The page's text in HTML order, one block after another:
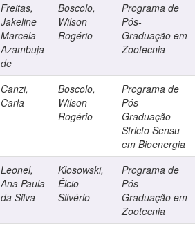
Freitas,
Jakeline
Marcela
Azambuja
de
Boscolo,
Wilson
Rogério
Programa de
Pós-
Graduação em
Zootecnia
Canzi,
Carla
Boscolo,
Wilson
Rogério
Programa de
Pós-
Graduação
Stricto Sensu
em Bioenergia
Leonel,
Ana Paula
da Silva
Klosowski,
Élcio
Silvério
Programa de
Pós-
Graduação em
Zootecnia